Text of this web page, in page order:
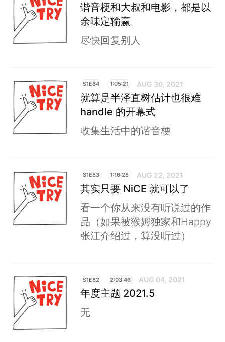
谐音梗和大叔和电影，都是以
余味定输赢
尽快回复别人
S1E84 1:05:21 AUG 30, 2021
就算是半泽直树估计也很难
handle 的开幕式
收集生活中的谐音梗
S1E83 1:16:28 AUG 22, 2021
其实只要 NiCE 就可以了
看一个你从来没有听说过的作
品（如果被猴姆独家和Happy
张江介绍过，算没听过）
S1E82 2:03:46 AUG 04, 2021
年度主题 2021.5
无